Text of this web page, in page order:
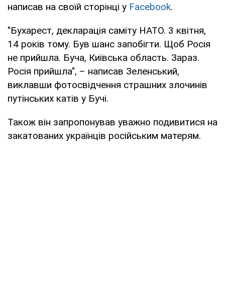
написав на своїй сторінці у Facebook.
"Бухарест, декларація саміту НАТО. 3 квітня,
14 років тому. Був шанс запобігти. Щоб Росія
не прийшла. Буча, Київська область. Зараз.
Росія прийшла", – написав Зеленський,
виклавши фотосвідчення страшних злочинів
путінських катів у Бучі.
Також він запропонував уважно подивитися на
закатованих українців російським матерям.